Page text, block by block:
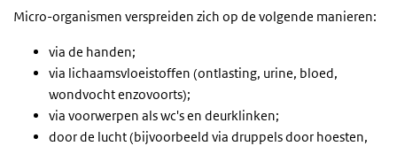
Micro-organismen verspreiden zich op de volgende manieren:
via de handen;
via lichaamsvloeistoffen (ontlasting, urine, bloed,
wondvocht enzovoorts);
via voorwerpen als wc's en deurklinken;
door de lucht (bijvoorbeeld via druppels door hoesten,